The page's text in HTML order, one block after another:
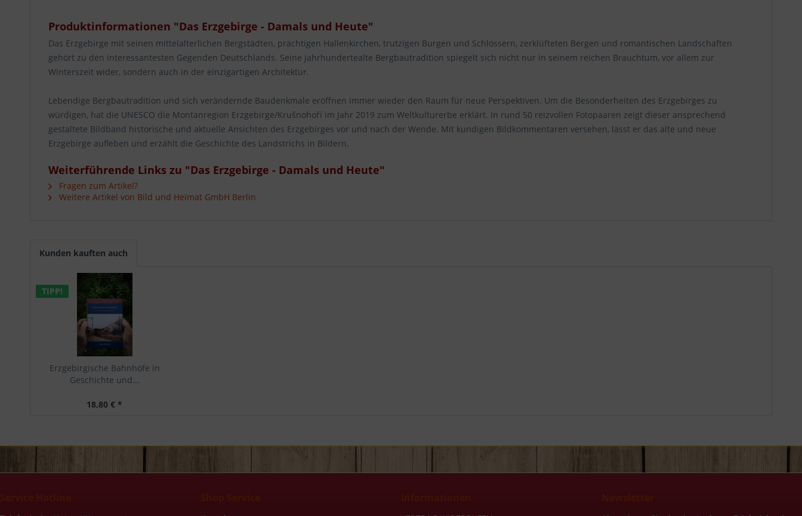
Produktinformationen "Das Erzgebirge - Damals und Heute"
Das Erzgebirge mit seinen mittelalterlichen Bergstädten, prächtigen Hallenkirchen, trutzigen Burgen und Schlössern, zerklüfteten Bergen und romantischen Landschaften
gehört zu den interessantesten Gegenden Deutschlands. Seine jahrhundertealte Bergbautradition spiegelt sich nicht nur in seinem reichen Brauchtum, vor allem zur
Winterszeit wider, sondern auch in der einzigartigen Architektur.
Lebendige Bergbautradition und sich verändernde Baudenkmale eröffnen immer wieder den Raum für neue Perspektiven. Um die Besonderheiten des Erzgebirges zu
würdigen, hat die UNESCO die Montanregion Erzgebirge/Krušnohoří im Jahr 2019 zum Weltkulturerbe erklärt. In rund 50 reizvollen Fotopaaren zeigt dieser ansprechend
gestaltete Bildband historische und aktuelle Ansichten des Erzgebirges vor und nach der Wende. Mit kundigen Bildkommentaren versehen, lässt er das alte und neue
Erzgebirge aufleben und erzählt die Geschichte des Landstrichs in Bildern.
Weiterführende Links zu "Das Erzgebirge - Damals und Heute"
Fragen zum Artikel?
Weitere Artikel von Bild und Heimat GmbH Berlin
Kunden kauften auch
TIPP!
Erzgebirgische Bahnhöfe in
Geschichte und...
18,80 € *